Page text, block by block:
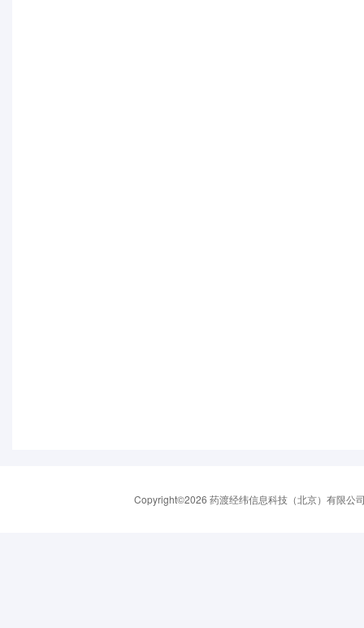
Copyright©2026 药渡经纬信息科技（北京）有限公